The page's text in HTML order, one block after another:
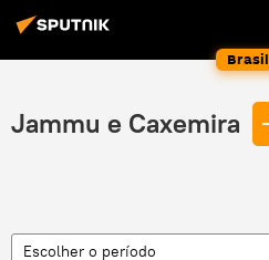
Brasil
Jammu e Caxemira
Escolher o período